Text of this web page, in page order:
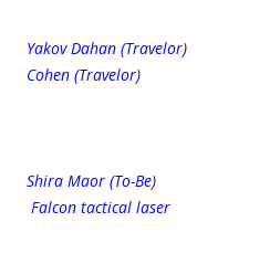
Yakov Dahan
Cohen (Travelor)
Shira Maor
Falcon tactical laser